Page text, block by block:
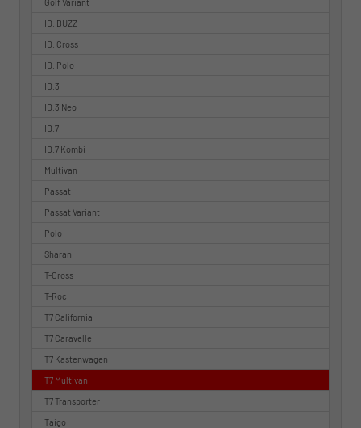
ID. BUZZ
ID. Cross
ID. Polo
ID.3
ID.3 Neo
ID.7
ID.7 Kombi
Multivan
Passat
Passat Variant
Polo
Sharan
T-Cross
T-Roc
T7 California
T7 Caravelle
T7 Kastenwagen
T7 Multivan
T7 Transporter
Taigo